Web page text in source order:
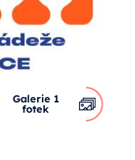
Galerie 1
fotek